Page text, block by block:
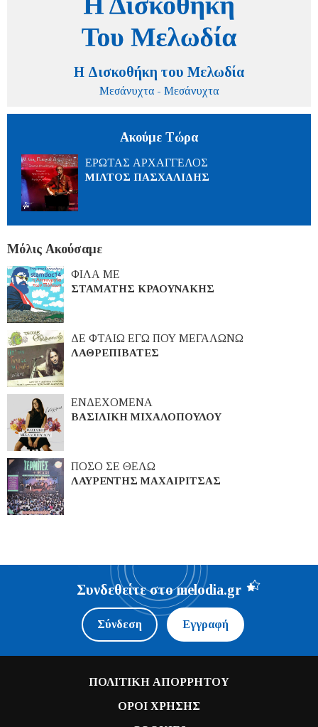
Η Δισκοθήκη του Μελωδία
Μεσάνυχτα - Μεσάνυχτα
Ακούμε Τώρα
ΕΡΩΤΑΣ ΑΡΧΑΓΓΕΛΟΣ
ΜΙΛΤΟΣ ΠΑΣΧΑΛΙΔΗΣ
Μόλις Ακούσαμε
ΦΙΛΑ ΜΕ
ΣΤΑΜΑΤΗΣ ΚΡΑΟΥΝΑΚΗΣ
ΔΕ ΦΤΑΙΩ ΕΓΩ ΠΟΥ ΜΕΓΑΛΩΝΩ
ΛΑΘΡΕΠΙΒΑΤΕΣ
ΕΝΔΕΧΟΜΕΝΑ
ΒΑΣΙΛΙΚΗ ΜΙΧΑΛΟΠΟΥΛΟΥ
ΠΟΣΟ ΣΕ ΘΕΛΩ
ΛΑΥΡΕΝΤΗΣ ΜΑΧΑΙΡΙΤΣΑΣ
Συνδεθείτε στο melodia.gr
Σύνδεση Εγγραφή
ΠΟΛΙΤΙΚΗ ΑΠΟΡΡΗΤΟΥ
ΟΡΟΙ ΧΡΗΣΗΣ